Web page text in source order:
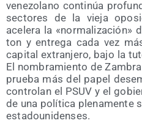
vene­zo­lano con­ti­núa
sec­to­res de la vie­ja
ace­le­ra la «nor­ma­li­za­ción»
ton y entre­ga cada vez
capi­tal extran­je­ro, bajo la
El nom­bra­mien­to de
prue­ba más del papel
con­tro­lan el PSUV y el
de una polí­ti­ca ple­na­men­te
estadounidenses.